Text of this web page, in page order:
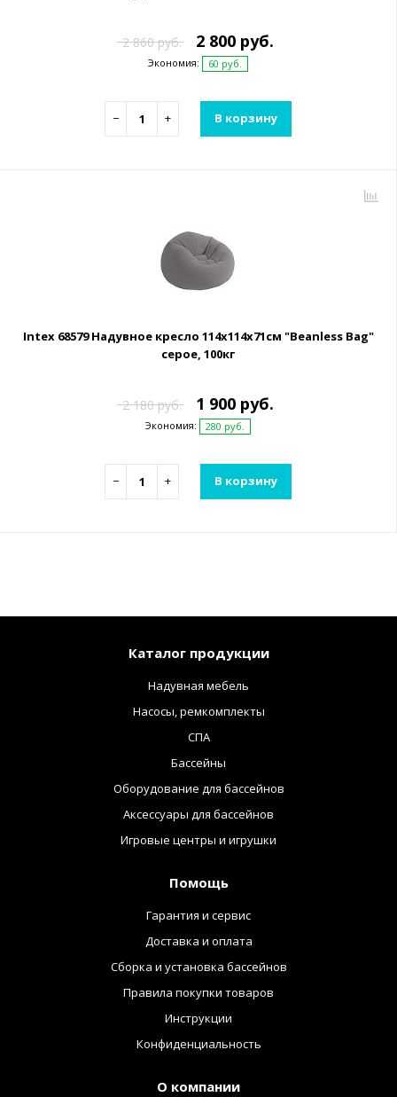
2 860 руб. 2 800 руб.
Экономия: 60 руб.
− + В корзину
Intex 68579 Надувное кресло 114х114х71см "Beanless Bag"
серое, 100кг
2 180 руб. 1 900 руб.
Экономия: 280 руб.
− + В корзину
Каталог продукции
Надувная мебель
Насосы, ремкомплекты
СПА
Бассейны
Оборудование для бассейнов
Аксессуары для бассейнов
Игровые центры и игрушки
Помощь
Гарантия и сервис
Доставка и оплата
Сборка и установка бассейнов
Правила покупки товаров
Инструкции
Конфиденциальность
О компании